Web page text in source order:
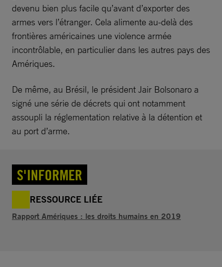
devenu bien plus facile qu’avant d’exporter des
armes vers l’étranger. Cela alimente au-delà des
frontières américaines une violence armée
incontrôlable, en particulier dans les autres pays des
Amériques.
De même, au Brésil, le président Jair Bolsonaro a
signé une série de décrets qui ont notamment
assoupli la réglementation relative à la détention et
au port d’arme.
S'INFORMER
RESSOURCE LIÉE
Rapport Amériques : les droits humains en 2019